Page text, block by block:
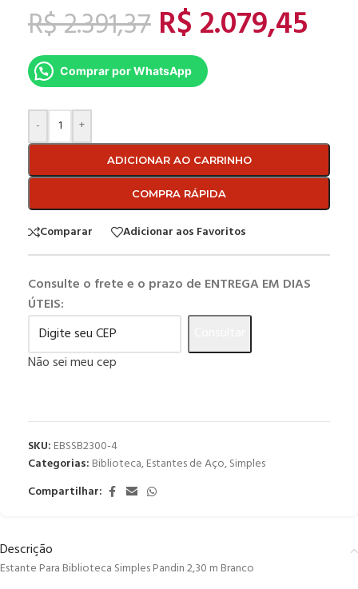
R$2.391,37 R$2.079,45
Comprar por WhatsApp
- +
ADICIONAR AO CARRINHO
COMPRA RÁPIDA
Comparar Adicionar aos Favoritos
Consulte o frete e o prazo de ENTREGA EM DIAS
ÚTEIS:
Não sei meu cep
SKU: EBSSB2300-4
Categorias: Biblioteca,Estantes de Aço,Simples
Compartilhar:
Descrição
Estante Para Biblioteca Simples Pandin 2,30 m Branco